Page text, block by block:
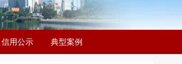
信用公示 典型案例